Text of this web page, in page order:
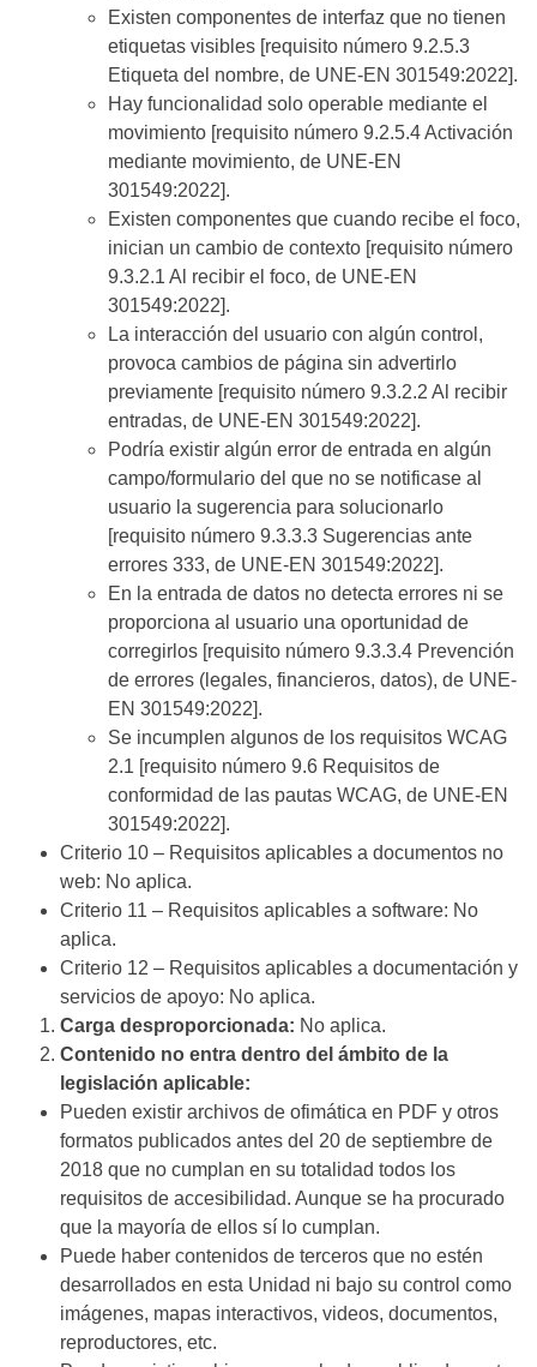
Existen componentes de interfaz que no tienen
etiquetas visibles [requisito número 9.2.5.3
Etiqueta del nombre, de UNE-EN 301549:2022].
Hay funcionalidad solo operable mediante el
movimiento [requisito número 9.2.5.4 Activación
mediante movimiento, de UNE-EN
301549:2022].
Existen componentes que cuando recibe el foco,
inician un cambio de contexto [requisito número
9.3.2.1 Al recibir el foco, de UNE-EN
301549:2022].
La interacción del usuario con algún control,
provoca cambios de página sin advertirlo
previamente [requisito número 9.3.2.2 Al recibir
entradas, de UNE-EN 301549:2022].
Podría existir algún error de entrada en algún
campo/formulario del que no se notificase al
usuario la sugerencia para solucionarlo
[requisito número 9.3.3.3 Sugerencias ante
errores 333, de UNE-EN 301549:2022].
En la entrada de datos no detecta errores ni se
proporciona al usuario una oportunidad de
corregirlos [requisito número 9.3.3.4 Prevención
de errores (legales, financieros, datos), de UNE-
EN 301549:2022].
Se incumplen algunos de los requisitos WCAG
2.1 [requisito número 9.6 Requisitos de
conformidad de las pautas WCAG, de UNE-EN
301549:2022].
Criterio 10 – Requisitos aplicables a documentos no
web: No aplica.
Criterio 11 – Requisitos aplicables a software: No
aplica.
Criterio 12 – Requisitos aplicables a documentación y
servicios de apoyo: No aplica.
Carga desproporcionada: No aplica.
Contenido no entra dentro del ámbito de la
legislación aplicable:
Pueden existir archivos de ofimática en PDF y otros
formatos publicados antes del 20 de septiembre de
2018 que no cumplan en su totalidad todos los
requisitos de accesibilidad. Aunque se ha procurado
que la mayoría de ellos sí lo cumplan.
Puede haber contenidos de terceros que no estén
desarrollados en esta Unidad ni bajo su control como
imágenes, mapas interactivos, videos, documentos,
reproductores, etc.